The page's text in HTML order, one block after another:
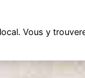
Vous y